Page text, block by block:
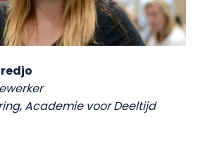
Academie voor Deeltijd